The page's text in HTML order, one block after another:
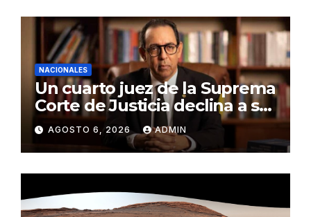
NACIONALES
Un cuarto juez de la Suprema
Corte de Justicia declina a ser
evaluado por el CNM
AGOSTO 6, 2026 ADMIN